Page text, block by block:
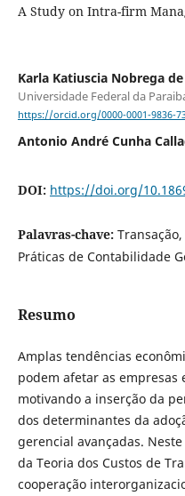
A Study on Intra-firm
Karla Katiuscia Nobrega
Universidade Federal da
https://orcid.org/0000-0001-9836-
Antonio André Cunha
DOI: https://doi.org/
Palavras-chave:
Práticas de Contabilidade
Resumo
Amplas tendências
podem afetar as
motivando a inserção da
dos determinantes da
gerencial avançadas.
da Teoria dos Custos de
cooperação